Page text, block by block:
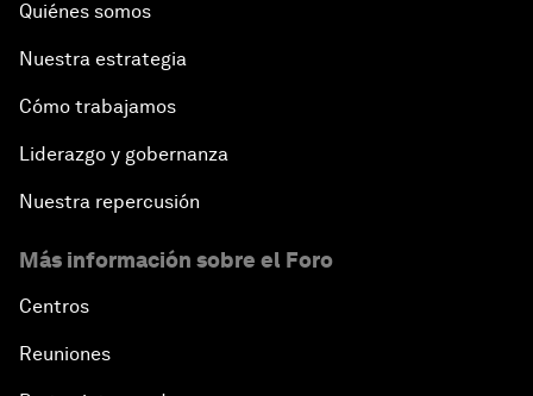
Quiénes somos
Nuestra estrategia
Cómo trabajamos
Liderazgo y gobernanza
Nuestra repercusión
Más información sobre el Foro
Centros
Reuniones